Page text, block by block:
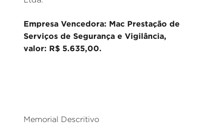
Empresa Vencedora: Mac Prestação de
Serviços de Segurança e Vigilância,
valor: R$ 5.635,00.
Memorial Descritivo